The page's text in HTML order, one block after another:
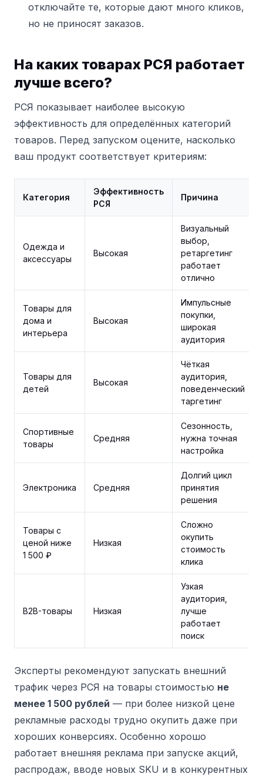
отключайте те, которые дают много кликов,
но не приносят заказов.
На каких товарах РСЯ работает
лучше всего?
РСЯ показывает наиболее высокую
эффективность для определённых категорий
товаров. Перед запуском оцените, насколько
ваш продукт соответствует критериям:
Категория
Эффективность
РСЯ
Причина
Одежда и
аксессуары
Высокая
Визуальный
выбор,
ретаргетинг
работает
отлично
Товары для
дома и
интерьера
Высокая
Импульсные
покупки,
широкая
аудитория
Товары для
детей
Высокая
Чёткая
аудитория,
поведенческий
таргетинг
Спортивные
товары
Средняя
Сезонность,
нужна точная
настройка
Электроника Средняя
Долгий цикл
принятия
решения
Товары с
ценой ниже
1 500 ₽
Низкая
Сложно
окупить
стоимость
клика
B2B-товары Низкая
Узкая
аудитория,
лучше
работает
поиск
Эксперты рекомендуют запускать внешний
трафик через РСЯ на товары стоимостью не
менее 1 500 рублей — при более низкой цене
рекламные расходы трудно окупить даже при
хороших конверсиях. Особенно хорошо
работает внешняя реклама при запуске акций,
распродаж, вводе новых SKU и в конкурентных